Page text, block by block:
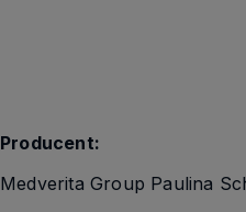
Producent:
Medverita Group Paulina